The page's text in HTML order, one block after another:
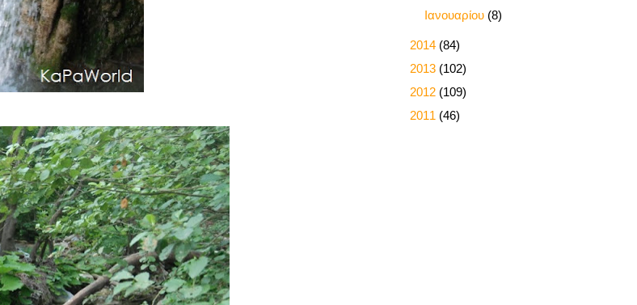
Ιανουαρίου (8)
2014 (84)
2013 (102)
2012 (109)
2011 (46)